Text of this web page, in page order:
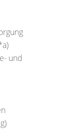
und